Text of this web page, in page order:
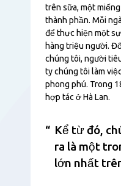
dung
trên sữa, một
thành phần. Mỗi
để thực hiện một
hàng triệu người.
chúng tôi, người
ty chúng tôi làm
phong phú. Trong
hợp tác ở Hà Lan.
Kể từ đó,
ra là một
lớn nhất